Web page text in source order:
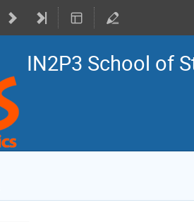
IN2P3 School of